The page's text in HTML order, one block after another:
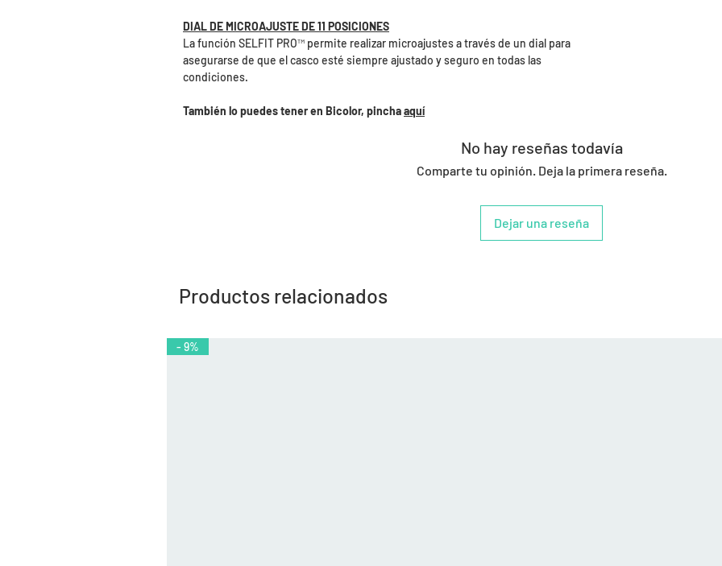
DIAL DE MICROAJUSTE DE 11 POSICIONES
La función SELFIT PRO™️ permite realizar microajustes a través de un dial para
asegurarse de que el casco esté siempre ajustado y seguro en todas las
condiciones.
También lo puedes tener en Bicolor, pinchaaquí
No hay reseñas todavía
Comparte tu opinión. Deja la primera reseña.
Dejar una reseña
Productos relacionados
- 9%